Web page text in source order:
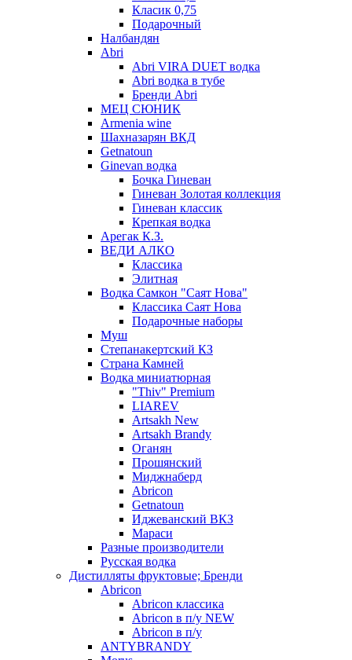
Класик 0,75
Подарочный
Налбандян
Abri
Abri VIRA DUET водка
Abri водка в тубе
Бренди Abri
МЕЦ СЮНИК
Armenia wine
Шахназарян ВКД
Getnatoun
Ginevan водка
Бочка Гиневан
Гиневан Золотая коллекция
Гиневан классик
Крепкая водка
Арегак К.З.
ВЕДИ АЛКО
Классика
Элитная
Водка Самкон "Саят Нова"
Классика Саят Нова
Подарочные наборы
Муш
Степанакертский КЗ
Страна Камней
Водка миниатюрная
"Thiv" Premium
LIAREV
Artsakh New
Artsakh Brandy
Оганян
Прошянский
Миджнаберд
Abricon
Getnatoun
Иджеванский ВКЗ
Мараси
Разные производители
Русская водка
Дистилляты фруктовые; Бренди
Abricon
Abricon классика
Abricon в п/у NEW
Abricon в п/у
ANTYBRANDY